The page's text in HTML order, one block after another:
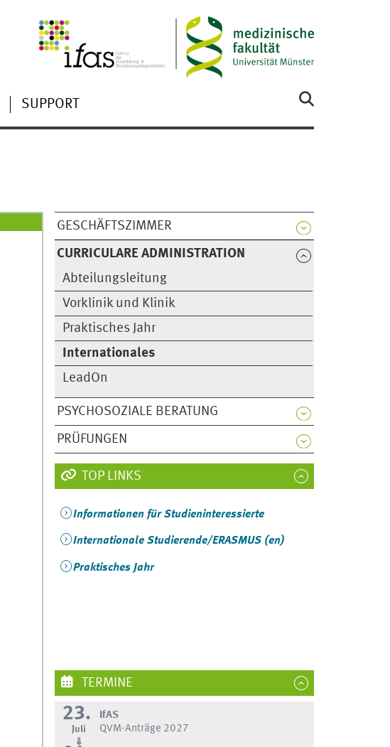
SUPPORT
GESCHÄFTSZIMMER
CURRICULARE ADMINISTRATION
Abteilungsleitung
Vorklinik und Klinik
Praktisches Jahr
Internationales
LeadOn
PSYCHOSOZIALE BERATUNG
PRÜFUNGEN
TOP LINKS
Informationen für Studieninteressierte
Internationale Studierende/ERASMUS (en)
Praktisches Jahr
TERMINE
23.
Juli
⇓
IfAS
QVM-Anträge 2027